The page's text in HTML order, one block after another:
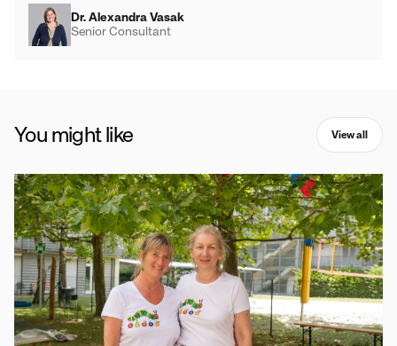
Dr. Alexandra Vasak
Senior Consultant
You might like View all